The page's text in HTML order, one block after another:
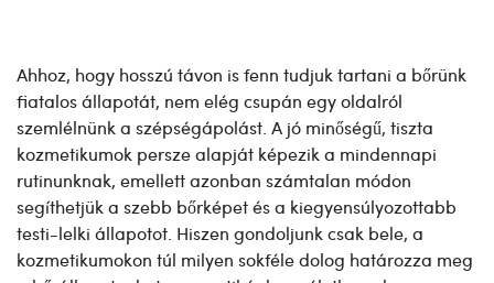
Ahhoz, hogy hosszú távon is fenn tudjuk tartani a bőrünk
fiatalos állapotát, nem elég csupán egy oldalról
szemlélnünk a szépségápolást. A jó minőségű, tiszta
kozmetikumok persze alapját képezik a mindennapi
rutinunknak, emellett azonban számtalan módon
segíthetjük a szebb bőrképet és a kiegyensúlyozottabb
testi-lelki állapotot. Hiszen gondoljunk csak bele, a
kozmetikumokon túl milyen sokféle dolog határozza meg